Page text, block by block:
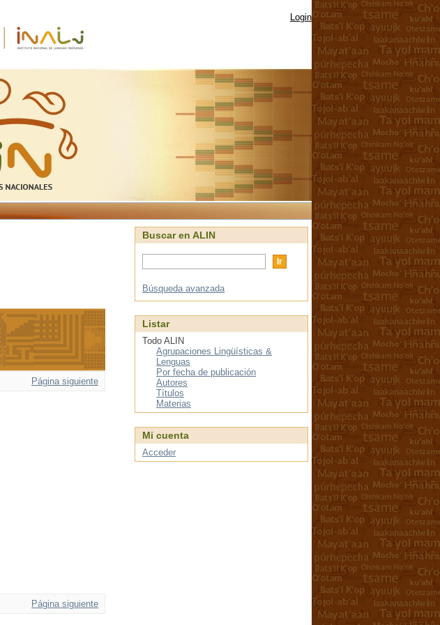
Login
Página siguiente
Página siguiente
Buscar en ALIN
Búsqueda avanzada
Listar
Todo ALIN
Agrupaciones Lingüísticas &
Lenguas
Por fecha de publicación
Autores
Títulos
Materias
Mi cuenta
Acceder